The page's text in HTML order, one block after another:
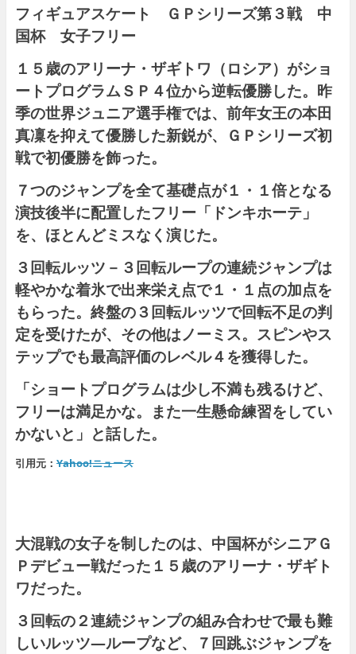
フィギュアスケート ＧＰシリーズ第３戦 中
国杯 女子フリー
１５歳のアリーナ・ザギトワ（ロシア）がショ
ートプログラムＳＰ４位から逆転優勝した。昨
季の世界ジュニア選手権では、前年女王の本田
真凜を抑えて優勝した新鋭が、ＧＰシリーズ初
戦で初優勝を飾った。
７つのジャンプを全て基礎点が１・１倍となる
演技後半に配置したフリー「ドンキホーテ」
を、ほとんどミスなく演じた。
３回転ルッツ－３回転ループの連続ジャンプは
軽やかな着氷で出来栄え点で１・１点の加点を
もらった。終盤の３回転ルッツで回転不足の判
定を受けたが、その他はノーミス。スピンやス
テップでも最高評価のレベル４を獲得した。
「ショートプログラムは少し不満も残るけど、
フリーは満足かな。また一生懸命練習をしてい
かないと」と話した。
引用元： Yahoo!ニュース
大混戦の女子を制したのは、中国杯がシニアＧ
Ｐデビュー戦だった１５歳のアリーナ・ザギト
ワだった。
３回転の２連続ジャンプの組み合わせで最も難
しいルッツ―ループなど、７回跳ぶジャンプを